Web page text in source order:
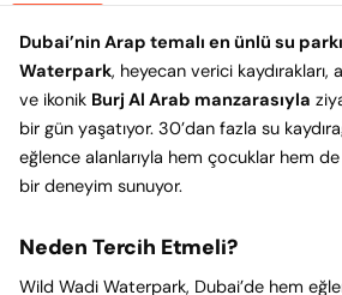
Dubai’nin Arap temalı en ünlü su
Waterpark, heyecan verici
ve ikonik Burj Al Arab manzarasıyla
bir gün yaşatıyor. 30’dan fazla su
eğlence alanlarıyla hem çocuklar hem
bir deneyim sunuyor.
Neden Tercih Etmeli?
Wild Wadi Waterpark, Dubai’de hem